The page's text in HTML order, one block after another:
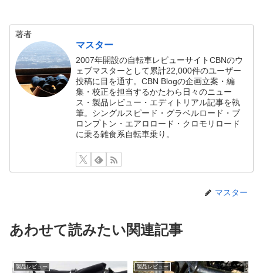
著者
マスター
2007年開設の自転車レビューサイトCBNのウ
ェブマスターとして累計22,000件のユーザー
投稿に目を通す。CBN Blogの企画立案・編
集・校正を担当するかたわら日々のニュー
ス・製品レビュー・エディトリアル記事を執
筆。シングルスピード・グラベルロード・ブ
ロンプトン・エアロロード・クロモリロード
に乗る雑食系自転車乗り。
マスター
あわせて読みたい関連記事
製品レビュー 製品レビュー